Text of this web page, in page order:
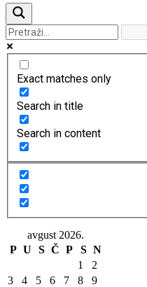
Exact matches only
Search in title
Search in content
avgust 2026.
P U S Č P S N
1
2
3
4 5 6 7 8
9